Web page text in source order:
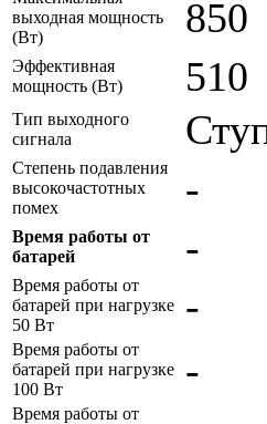
выходная мощность
(Вт)
850
Эффективная
мощность (Вт)
510
Тип выходного
сигнала
Степень подавления
высокочастотных
помех
-
Время работы от
батарей
-
Время работы от
батарей при нагрузке
50 Вт
-
Время работы от
батарей при нагрузке
100 Вт
-
Время работы от